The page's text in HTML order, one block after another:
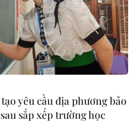
Xem thêm
XÃ VIỆT NAM
DUẨN
THỊ TÁM, KHÚC THANH
yêu cầu địa phương bảo
sắp xếp trường học